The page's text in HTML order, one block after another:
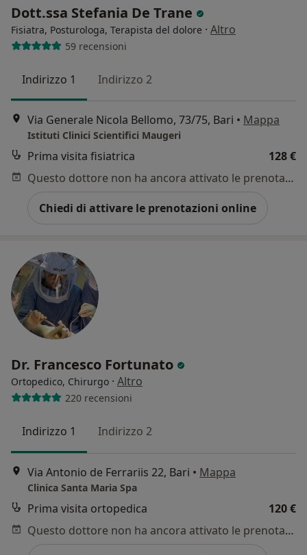
Dott.ssa Stefania De Trane
Fisiatra, Posturologa, Terapista del dolore · Altro
59 recensioni
Indirizzo 1 Indirizzo 2
Via Generale Nicola Bellomo, 73/75, Bari • Mappa
Istituti Clinici Scientifici Maugeri
Prima visita fisiatrica
128 €
Questo dottore non ha ancora attivato le prenotazioni online presso questo indirizzo.
Chiedi di attivare le prenotazioni online
Dr. Francesco Fortunato
Ortopedico, Chirurgo · Altro
220 recensioni
Indirizzo 1 Indirizzo 2
Via Antonio de Ferrariis 22, Bari • Mappa
Clinica Santa Maria Spa
Prima visita ortopedica
120 €
Questo dottore non ha ancora attivato le prenotazioni online presso questo indirizzo.